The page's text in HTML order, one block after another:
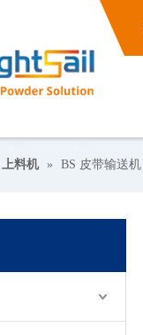
上料机 » BS 皮带输送机